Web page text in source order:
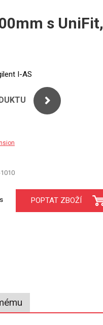
s UniFit,
I-AS
POPTAT ZBOŽÍ